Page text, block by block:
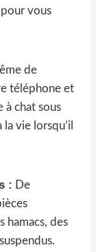
vous
de
téléphone et
à chat sous
vie lorsqu’il
: De
hamacs, des